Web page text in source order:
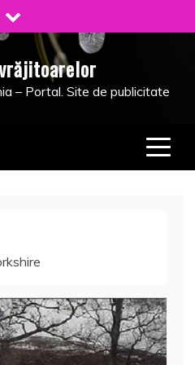
– Portal. Site de publicitate